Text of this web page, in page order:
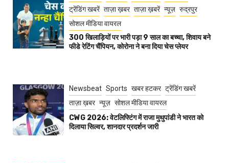
ट्रेंडिंग खबरें ताज़ा ख़बर ताज़ा ख़बरें न्यूज़ रुद्रपुर
सोशल मीडिया वायरल
300 खिलाड़ियों पर भारी पड़ा 9 साल का बच्चा, शिवाय बने
फीडे रेटिंग चैंपियन, कोरोना ने बना दिया चेस प्लेयर
Newsbeat Sports खबर हटकर ट्रेंडिंग खबरें
ताज़ा ख़बर न्यूज़ सोशल मीडिया वायरल
CWG 2026: वेटलिफ्टिंग में राजा मुथुपांडी ने भारत को
दिलाया सिल्वर, शानदार प्रदर्शन जारी